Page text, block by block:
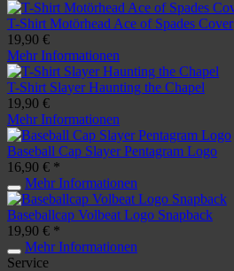
T-Shirt Motörhead Ace of Spades Cover
19,90 €
Mehr Informationen
T-Shirt Slayer Haunting the Chapel
19,90 €
Mehr Informationen
Baseball Cap Slayer Pentagram Logo
16,90 € *
Mehr Informationen
Baseballcap Volbeat Logo Snapback
19,90 € *
Mehr Informationen
Service